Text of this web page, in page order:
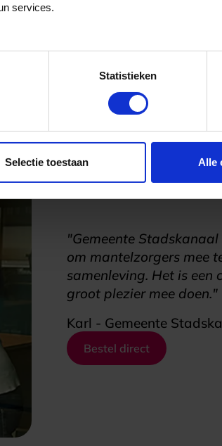
services.
Statistieken
Selectie toestaan Alle
Bekijk restaurants
"Gemeente
om mantelzorgers mee
samenleving. Het is
groot plezier mee doen."
Karl - Gemeente
Bestel direct